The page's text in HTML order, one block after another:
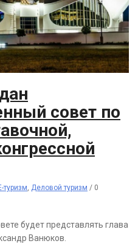
совет по
туризм Деловой туризм / 0
будет представлять глава
Ванюков.